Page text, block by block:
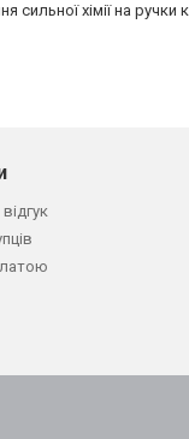
сильної хімії на